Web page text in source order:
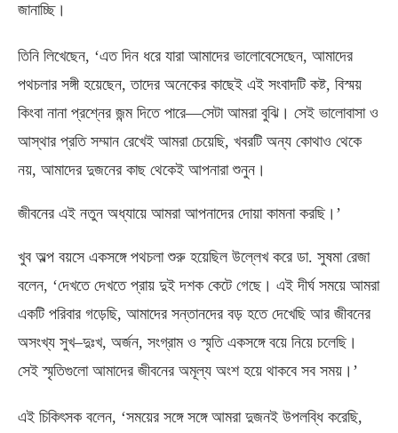
জানাচ্ছি।
তিনি লিখেছেন, ‘এত দিন ধরে যারা আমাদের ভালোবেসেছেন, আমাদের
পথচলার সঙ্গী হয়েছেন,তাদের অনেকের কাছেই এই সংবাদটি কষ্ট, বিস্ময়
কিংবা নানা প্রশ্নের জন্ম দিতে পারে—সেটা আমরা বুঝি। সেই ভালোবাসা ও
আস্থার প্রতি সম্মান রেখেই আমরা চেয়েছি, খবরটি অন্য কোথাও থেকে
নয়, আমাদের দুজনের কাছ থেকেই আপনারা শুনুন।
জীবনের এই নতুন অধ্যায়ে আমরা আপনাদের দোয়া কামনা করছি।’
খুব অল্প বয়সে একসঙ্গে পথচলা শুরু হয়েছিল উল্লেখ করে ডা. সুষমা রেজা
বলেন, ‘দেখতে দেখতে প্রায় দুই দশক কেটে গেছে। এই দীর্ঘ সময়ে আমরা
একটি পরিবার গড়েছি, আমাদের সন্তানদের বড় হতে দেখেছি আর জীবনের
অসংখ্য সুখ–দুঃখ, অর্জন, সংগ্রাম ও স্মৃতি একসঙ্গে বয়ে নিয়ে চলেছি।
সেই স্মৃতিগুলো আমাদের জীবনের অমূল্য অংশ হয়ে থাকবে সব সময়।’
এই চিকিৎসক বলেন, ‘সময়ের সঙ্গে সঙ্গে আমরা দুজনই উপলব্ধি করেছি,